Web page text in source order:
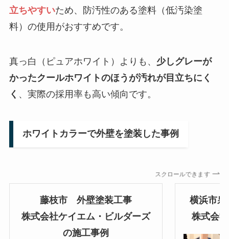
立ちやすいため、防汚性のある塗料（低汚染塗
料）の使用がおすすめです。
真っ白（ピュアホワイト）よりも、 少しグレーが
かったクールホワイトのほうが汚れが目立ちにく
く 、実際の採用率も高い傾向です。
ホワイトカラーで外壁を塗装した事例
スクロールできます
藤枝市 外壁塗装工事
株式会社ケイエム・ビルダーズ
の施工事例
横浜市泉
株式会